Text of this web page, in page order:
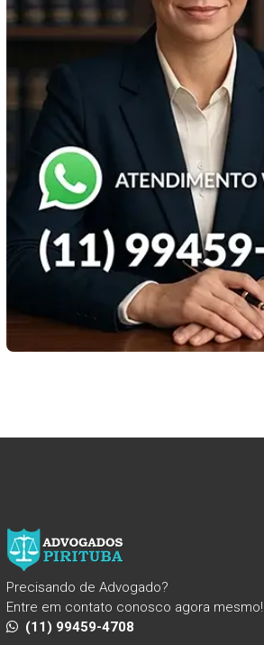
Precisando de Advogado?
Entre em contato conosco agora mesmo!
(11) 99459-4708